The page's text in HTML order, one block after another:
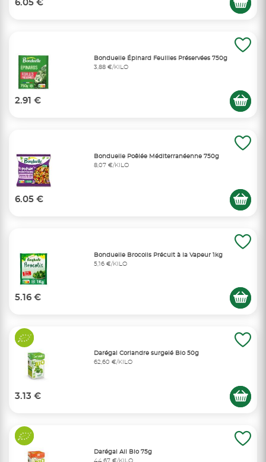
6.05 €
Bonduelle Épinard Feuilles Préservées 750g
3,88 €/KILO
2.91 €
Bonduelle Poêlée Méditerranéenne 750g
8,07 €/KILO
6.05 €
Bonduelle Brocolis Précuit à la Vapeur 1kg
5,16 €/KILO
5.16 €
Darégal Coriandre surgelé Bio 50g
62,60 €/KILO
3.13 €
Darégal Ail Bio 75g
44,67 €/KILO